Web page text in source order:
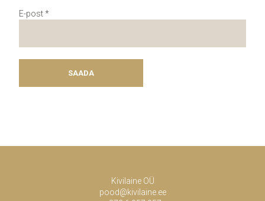
E-post*
Kivilaine OÜ
pood@kivilaine.ee